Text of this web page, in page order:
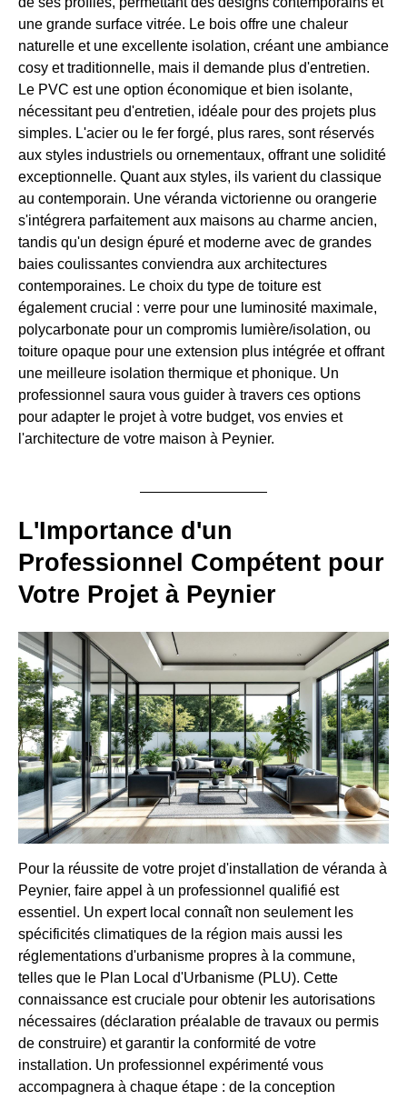
une grande surface vitrée. Le bois offre une chaleur
naturelle et une excellente isolation, créant une ambiance
cosy et traditionnelle, mais il demande plus d'entretien.
Le PVC est une option économique et bien isolante,
nécessitant peu d'entretien, idéale pour des projets plus
simples. L'acier ou le fer forgé, plus rares, sont réservés
aux styles industriels ou ornementaux, offrant une solidité
exceptionnelle. Quant aux styles, ils varient du classique
au contemporain. Une véranda victorienne ou orangerie
s'intégrera parfaitement aux maisons au charme ancien,
tandis qu'un design épuré et moderne avec de grandes
baies coulissantes conviendra aux architectures
contemporaines. Le choix du type de toiture est
également crucial : verre pour une luminosité maximale,
polycarbonate pour un compromis lumière/isolation, ou
toiture opaque pour une extension plus intégrée et offrant
une meilleure isolation thermique et phonique. Un
professionnel saura vous guider à travers ces options
pour adapter le projet à votre budget, vos envies et
l'architecture de votre maison à Peynier.
L'Importance d'un
Professionnel Compétent pour
Votre Projet à Peynier
Pour la réussite de votre projet d'installation de véranda à
Peynier, faire appel à un professionnel qualifié est
essentiel. Un expert local connaît non seulement les
spécificités climatiques de la région mais aussi les
réglementations d'urbanisme propres à la commune,
telles que le Plan Local d'Urbanisme (PLU). Cette
connaissance est cruciale pour obtenir les autorisations
nécessaires (déclaration préalable de travaux ou permis
de construire) et garantir la conformité de votre
installation. Un professionnel expérimenté vous
accompagnera à chaque étape : de la conception